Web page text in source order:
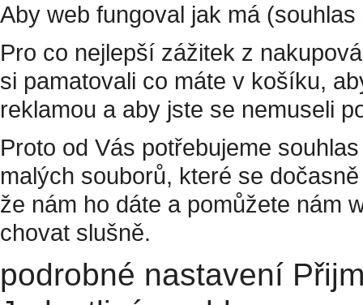
Aby web fungoval jak má
Pro co nejlepší zážitek z
si pamatovali co máte v košíku,
reklamou a aby jste se nemuseli
Proto od Vás potřebujeme
malých souborů, které se
že nám ho dáte a pomůžete nám
chovat slušně.
podrobné nastavení